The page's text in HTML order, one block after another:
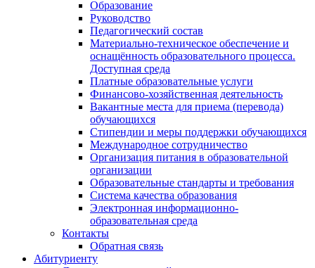
Образование
Руководство
Педагогический состав
Материально-техническое обеспечение и
оснащённость образовательного процесса.
Доступная среда
Платные образовательные услуги
Финансово-хозяйственная деятельность
Вакантные места для приема (перевода)
обучающихся
Стипендии и меры поддержки обучающихся
Международное сотрудничество
Организация питания в образовательной
организации
Образовательные стандарты и требования
Система качества образования
Электронная информационно-
образовательная среда
Контакты
Обратная связь
Абитуриенту